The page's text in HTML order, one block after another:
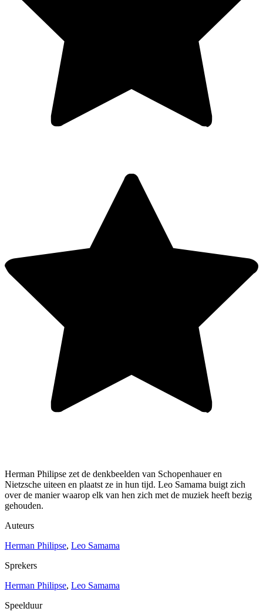
Herman Philipse zet de denkbeelden van Schopenhauer en
Nietzsche uiteen en plaatst ze in hun tijd. Leo Samama buigt zich
over de manier waarop elk van hen zich met de muziek heeft bezig
gehouden.
Auteurs
Herman Philipse, Leo Samama
Sprekers
Herman Philipse, Leo Samama
Speelduur